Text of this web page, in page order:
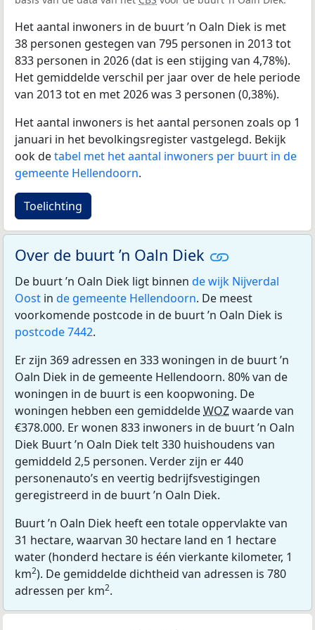
Het aantal inwoners in de buurt ’n Oaln Diek is met
38 personen gestegen van 795 personen in 2013 tot
833 personen in 2026 (dat is een stijging van 4,78%).
Het gemiddelde verschil per jaar over de hele periode
van 2013 tot en met 2026 was 3 personen (0,38%).
Het aantal inwoners is het aantal personen zoals op 1
januari in het bevolkingsregister vastgelegd. Bekijk
ook detabel met het aantal inwoners per buurt in de
gemeente Hellendoorn.
Toelichting
Over de buurt ’n Oaln Diek
De buurt ’n Oaln Diek ligt binnen de wijk Nijverdal
Oost in de gemeente Hellendoorn. De meest
voorkomende postcode in de buurt ’n Oaln Diek is
postcode 7442.
Er zijn 369 adressen en 333 woningen in de buurt ’n
Oaln Diek in de gemeente Hellendoorn. 80% van de
woningen in de buurt is een koopwoning. De
woningen hebben een gemiddeldeWOZwaarde van
€378.000. Er wonen 833 inwoners in de buurt ’n Oaln
Diek Buurt ’n Oaln Diek telt 330 huishoudens van
gemiddeld 2,5 personen. Verder zijn er 440
personenauto’s en veertig bedrijfsvestigingen
geregistreerd in de buurt ’n Oaln Diek.
Buurt ’n Oaln Diek heeft een totale oppervlakte van
31 hectare, waarvan 30 hectare land en 1 hectare
water (honderd hectare is één vierkante kilometer, 1
km2). De gemiddelde dichtheid van adressen is 780
adressen per km2.